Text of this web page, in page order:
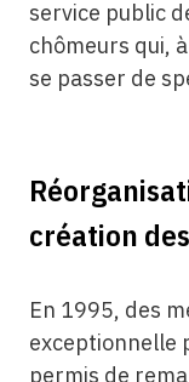
service public
chômeurs qui,
se passer de
création
En 1995, des
exceptionnelle
permis de